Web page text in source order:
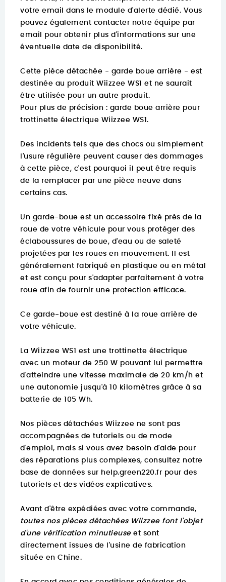
votre email dans le module d'alerte dédié. Vous
pouvez également contacter notre équipe par
email pour obtenir plus d'informations sur une
éventuelle date de disponibilité.
Cette pièce détachée - garde boue arrière - est
destinée au produit Wiizzee WS1 et ne saurait
être utilisée pour un autre produit.
Pour plus de précision : garde boue arrière pour
trottinette électrique Wiizzee WS1.
Des incidents tels que des chocs ou simplement
l'usure régulière peuvent causer des dommages
à cette pièce, c'est pourquoi il peut être requis
de la remplacer par une pièce neuve dans
certains cas.
Un garde-boue est un accessoire fixé près de la
roue de votre véhicule pour vous protéger des
éclaboussures de boue, d'eau ou de saleté
projetées par les roues en mouvement. Il est
généralement fabriqué en plastique ou en métal
et est conçu pour s'adapter parfaitement à votre
roue afin de fournir une protection efficace.
Ce garde-boue est destiné à la roue arrière de
votre véhicule.
La Wiizzee WS1 est une trottinette électrique
avec un moteur de 250 W pouvant lui permettre
d'atteindre une vitesse maximale de 20 km/h et
une autonomie jusqu'à 10 kilomètres grâce à sa
batterie de 105 Wh.
Nos pièces détachées Wiizzee ne sont pas
accompagnées de tutoriels ou de mode
d'emploi, mais si vous avez besoin d'aide pour
des réparations plus complexes, consultez notre
base de données sur help.green220.fr pour des
tutoriels et des vidéos explicatives.
Avant d'être expédiées avec votre commande,
toutes nos pièces détachées Wiizzee font l'objet
d'une vérification minutieuseet sont
directement issues de l'usine de fabrication
située en Chine.